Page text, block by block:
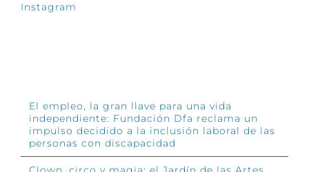
Instagram
El empleo, la gran llave para una vida
independiente: Fundación Dfa reclama un
impulso decidido a la inclusión laboral de las
personas con discapacidad